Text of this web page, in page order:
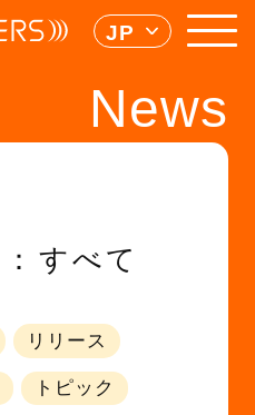
JP
News
すべて
リリース
トピック